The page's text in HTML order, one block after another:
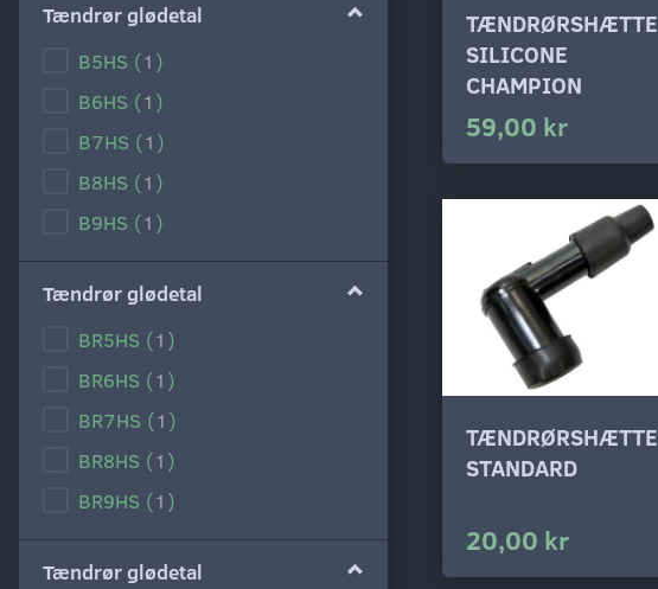
Tændrør glødetal
B5HS (1 )
B6HS (1 )
B7HS (1 )
B8HS (1 )
B9HS (1 )
Tændrør glødetal
BR5HS (1 )
BR6HS (1 )
BR7HS (1 )
BR8HS (1 )
BR9HS (1 )
Tændrør glødetal
TÆNDRØRSHÆTTE
SILICONE
CHAMPION
59,00 kr
TÆNDRØRSHÆTTE
STANDARD
20,00 kr